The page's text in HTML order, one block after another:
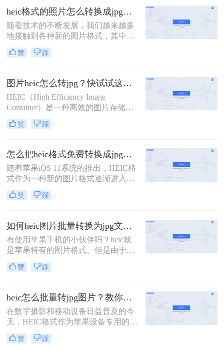
多种主流转换方法，帮助用户快速将
HEIF/HEIC格式转换为通用性更强的
JPG格式。
heic格式的照片怎么转换成jpg？这四种方法快速转换格式！
随着技术的不断发展，我们越来越多
地接触到各种新的图片格式，其中
HEIC格式就是近年来逐渐流行起来的
一种。然而，由于这种格式的特殊
接支持。因此，本文将详细介绍heic
格式的照片怎么转换成jpg，以满足不
同场景下的需求。
赞 踩
图片heic怎么转jpg？快试试这几个方法！
HEIC（High Efficiency Image
Container）是一种高效的图片存储格
式，由苹果公司开发，主要用于iOS
设备和macOS系统中。然而，由于其
支持HEIC格式，因此在实际应用中，
经常需要将HEIC图片转换为更通用的
JPG格式。那么图片heic怎么转jpg
呢？以下是一些将HEIC图片转换为
JPG格式的方法，帮助用户轻松实现
格式转换。
赞 踩
怎么把heic格式免费转换成jpg？3种方法轻松解决，原来这么简单！
随着苹果iOS 11系统的推出，HEIC格
式作为一种新的图片格式逐渐进入人
们的视野。这种格式能够在保证照片
质量的同时，减少系统储存空间的占
多Windows用户在电脑上无法直接查
看或打开HEIC格式的图片。为此，我
们需要将其转换为更通用的JPG格
式。那么怎么把heic格式免费转换成
jpg呢？以下是几种免费的HEIC转JPG
的方法，供您参考。
赞 踩
如何heic图片批量转换为jpg文件？这三种方法快速转换格式！
有使用苹果手机的小伙伴吗？heic就
是苹果特有的图片格式。但是由于目
前这种格式还不够普及，所以可能将
这些图片上传到某平台的时候，或是
上传失败、无法打开等现象；这时候
最好的方法，就是将heic转为常见的
图片格式，使其能够正常查阅、上
传。是不是还有许多小伙伴不知道如
何heic图片批量转换为jpg文件？很简
单，下面介绍二种简单实用方法，就
赞 踩
heic怎么批量转jpg图片？教你三种简单的图片格式转换方法！
在数字摄影和移动设备日益普及的今
天，HEIC格式作为苹果设备专用的图
片格式，凭借其高效的压缩和优秀的
图像质量，受到了广大用户的喜爱。
赞 踩